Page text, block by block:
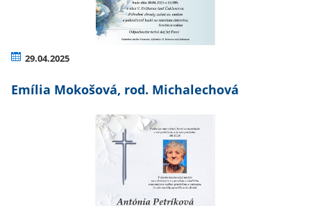
29.04.2025
Emília Mokošová, rod. Michalechová